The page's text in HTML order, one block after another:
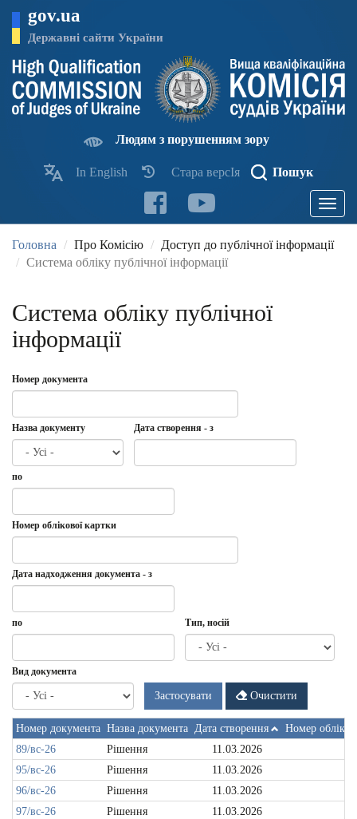
основного
матеріалу
gov.ua
Державні сайти України
Людям з порушенням зору
In English Стара версІя Пошук
Toggle
Головна Про Комісію
Доступ до публічної інформації
Система обліку публічної інформації
Система обліку публічної
інформації
Номер документа
Назва документу Дата створення - з
створення
з
по
Дата
по
Номер облікової картки
Дата надходження документа - з
Дата
Дата
надходження
-
з
по
Дата
по
Тип, носій
Вид документа
Застосувати Очистити
Номер документа Назва документа Дата створення
Номер
89/вс-26
Рішення
11.03.2026
95/вс-26
Рішення
11.03.2026
96/вс-26
Рішення
11.03.2026
97/вс-26
Рішення
11.03.2026